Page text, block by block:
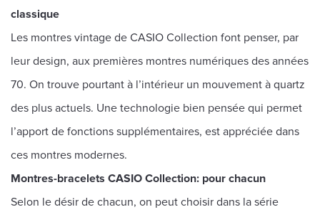
classique
Les montres vintage de CASIO Collection font penser, par
leur design, aux premières montres numériques des années
70. On trouve pourtant à l’intérieur un mouvement à quartz
des plus actuels. Une technologie bien pensée qui permet
l’apport de fonctions supplémentaires, est appréciée dans
ces montres modernes.
Montres-bracelets CASIO Collection: pour chacun
Selon le désir de chacun, on peut choisir dans la série